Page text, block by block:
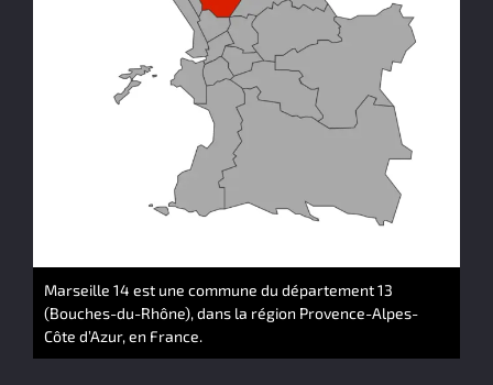
Marseille 14 est une commune du département 13
(Bouches-du-Rhône), dans la région Provence-Alpes-
Côte d’Azur, en France.